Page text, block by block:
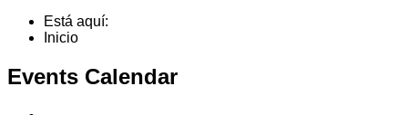
Está aquí:
Inicio
Events Calendar